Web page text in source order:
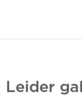
Leider